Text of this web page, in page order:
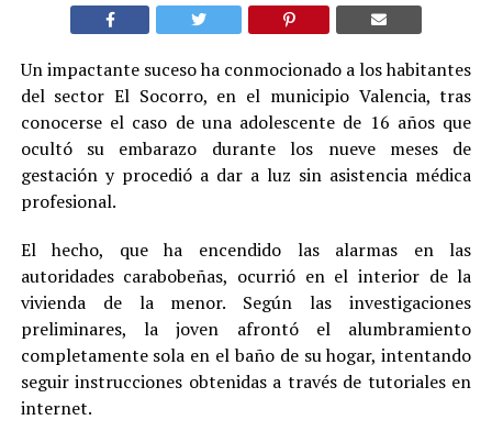
Un impactante suceso ha conmocionado a los habitantes
del sector El Socorro, en el municipio Valencia, tras
conocerse el caso de una adolescente de 16 años que
ocultó su embarazo durante los nueve meses de
gestación y procedió a dar a luz sin asistencia médica
profesional.
El hecho, que ha encendido las alarmas en las
autoridades carabobeñas, ocurrió en el interior de la
vivienda de la menor. Según las investigaciones
preliminares, la joven afrontó el alumbramiento
completamente sola en el baño de su hogar, intentando
seguir instrucciones obtenidas a través de tutoriales en
internet.